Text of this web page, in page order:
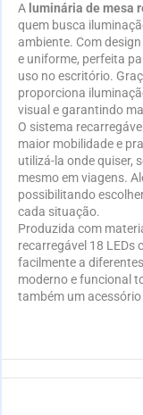
A luminária de mesa
quem busca
ambiente. Com
e uniforme, perfeita
uso no escritório.
proporciona
visual e garantindo
O sistema
maior mobilidade e
utilizá-la onde quiser,
mesmo em viagens.
possibilitando
cada situação.
Produzida com
recarregável 18 LEDs
facilmente a
moderno e funcional
também um